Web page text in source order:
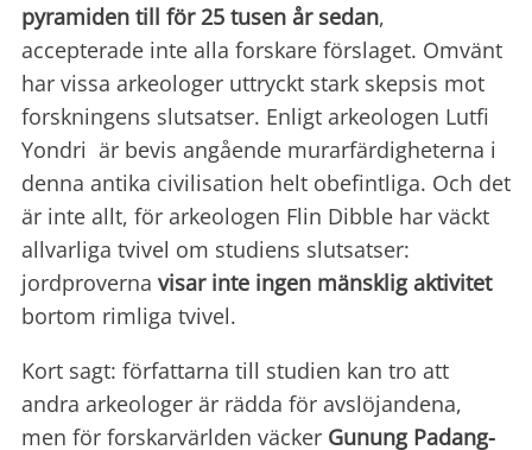
pyramiden till för 25 tusen år sedan,
accepterade inte alla forskare förslaget. Omvänt
har vissa arkeologer uttryckt stark skepsis mot
forskningens slutsatser. Enligt arkeologen Lutfi
Yondri är bevis angående murarfärdigheterna i
denna antika civilisation helt obefintliga. Och det
är inte allt, för arkeologen Flin Dibble har väckt
allvarliga tvivel om studiens slutsatser:
jordproverna visar inte ingen mänsklig aktivitet
bortom rimliga tvivel.
Kort sagt: författarna till studien kan tro att
andra arkeologer är rädda för avslöjandena,
men för forskarvärlden väcker Gunung Padang-